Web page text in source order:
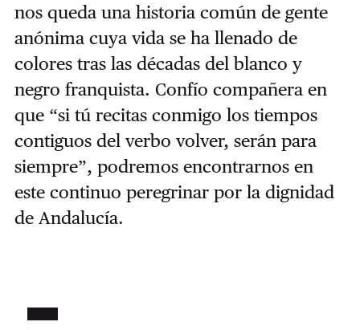
nos queda una historia común de gente
anónima cuya vida se ha llenado de
colores tras las décadas del blanco y
negro franquista. Confío compañera en
que “si tú recitas conmigo los tiempos
contiguos del verbo volver, serán para
siempre”, podremos encontrarnos en
este continuo peregrinar por la dignidad
de Andalucía.